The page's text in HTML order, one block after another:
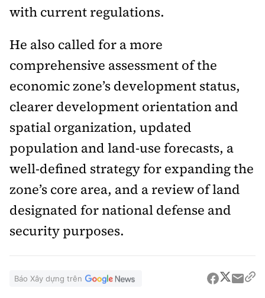
with current regulations.
He also called for a more
comprehensive assessment of the
economic zone’s development status,
clearer development orientation and
spatial organization, updated
population and land-use forecasts, a
well-defined strategy for expanding the
zone’s core area, and a review of land
designated for national defense and
security purposes.
Báo Xây dựng trên